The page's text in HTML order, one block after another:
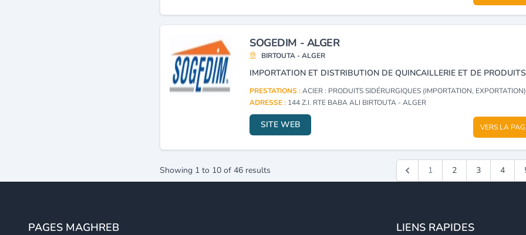
SOGEDIM - ALGER
BIRTOUTA - ALGER
PRESTATIONS :ACIER : PRODUITS SIDÉRURGIQUES (IMPORTATION, EXPORTATION)
ADRESSE : 144 Z.I. RTE BABA ALI BIRTOUTA - ALGER
SITE WEB VERS LA
Showing 1 to 10 of 46 results 1 2 3 4
PAGES MAGHREB LIENS RAPIDES